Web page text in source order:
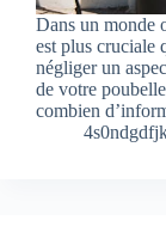
Dans un monde
est plus cruciale
négliger un
de votre
combien